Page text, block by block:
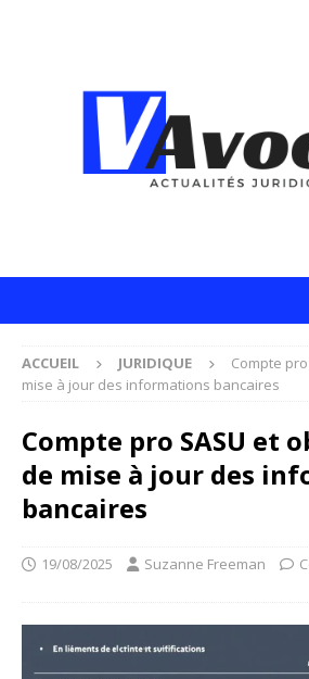
ACCUEIL JURIDIQUE
Compte
mise à jour des informations bancaires
Compte pro SASU et
de mise à jour des
bancaires
19/08/2025 Suzanne Freeman